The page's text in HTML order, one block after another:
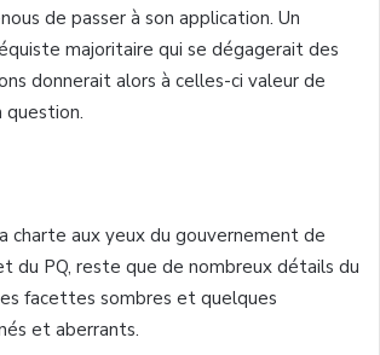
de passer à son application. Un
majoritaire qui se dégagerait des
donnerait alors à celles-ci valeur de
question.
charte aux yeux du gouvernement de
du PQ, reste que de nombreux détails du
facettes sombres et quelques
et aberrants.